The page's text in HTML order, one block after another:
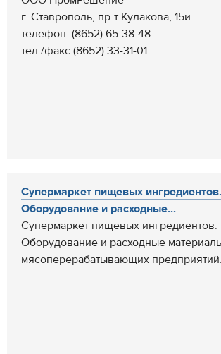
г. Ставрополь, пр-т Кулакова, 15и
телефон: (8652) 65-38-48
тел./факс:(8652) 33-31-01...
Супермаркет пищевых ингредиентов.
Оборудование и расходные...
Супермаркет пищевых ингредиентов.
Оборудование и расходные
мясоперерабатывающих